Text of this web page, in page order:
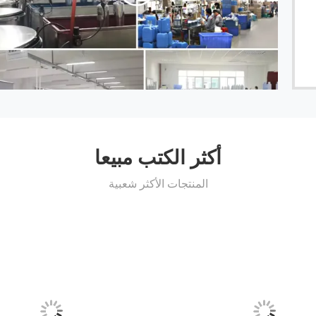
أكثر الكتب مبيعا
المنتجات الأكثر شعبية